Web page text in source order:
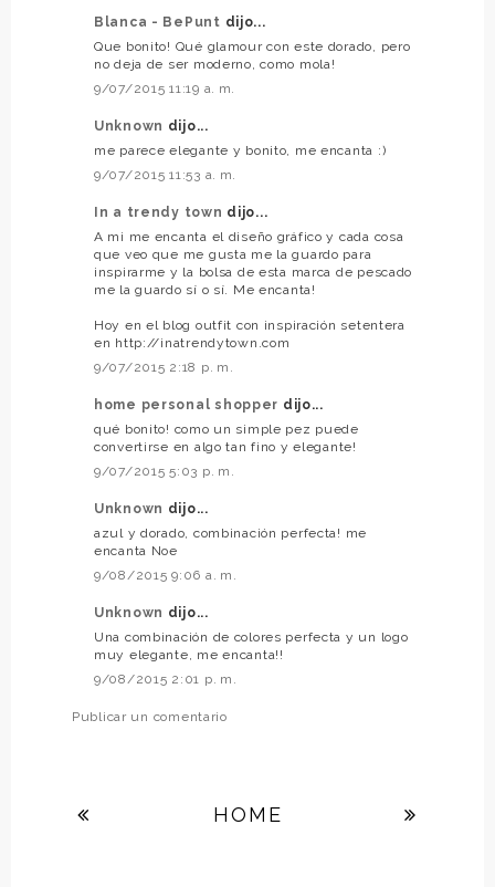
Blanca - BePunt dijo...
Que bonito! Qué glamour con este dorado, pero
no deja de ser moderno, como mola!
9/07/2015 11:19 a. m.
Unknown dijo...
me parece elegante y bonito, me encanta :)
9/07/2015 11:53 a. m.
In a trendy town dijo...
A mi me encanta el diseño gráfico y cada cosa
que veo que me gusta me la guardo para
inspirarme y la bolsa de esta marca de pescado
me la guardo sí o sí. Me encanta!
Hoy en el blog outfit con inspiración setentera
en http://inatrendytown.com
9/07/2015 2:18 p. m.
home personal shopper dijo...
qué bonito! como un simple pez puede
convertirse en algo tan fino y elegante!
9/07/2015 5:03 p. m.
Unknown dijo...
azul y dorado, combinación perfecta! me
encanta Noe
9/08/2015 9:06 a. m.
Unknown dijo...
Una combinación de colores perfecta y un logo
muy elegante, me encanta!!
9/08/2015 2:01 p. m.
Publicar un comentario
HOME